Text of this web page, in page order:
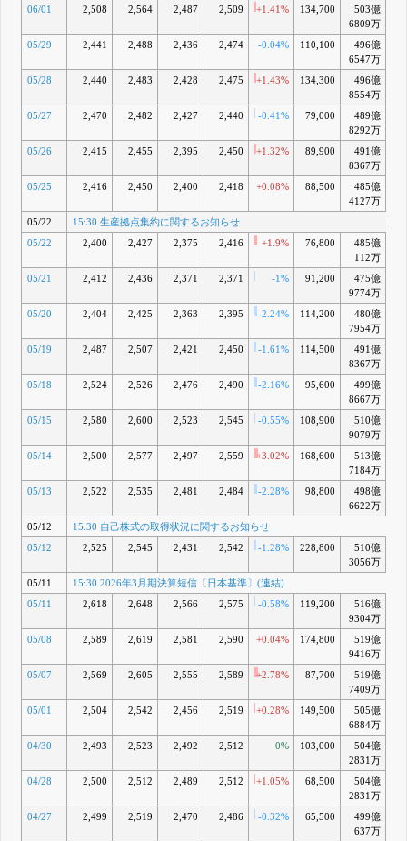
06/01 2,508 2,564 2,487 2,509 +1.41% 134,700
503億
6809万
05/29 2,441 2,488 2,436 2,474 -0.04% 110,100
496億
6547万
05/28 2,440 2,483 2,428 2,475 +1.43% 134,300
496億
8554万
05/27 2,470 2,482 2,427 2,440 -0.41% 79,000
489億
8292万
05/26 2,415 2,455 2,395 2,450 +1.32% 89,900
491億
8367万
05/25 2,416 2,450 2,400 2,418 +0.08% 88,500
485億
4127万
05/22
15:30 生産拠点集約に関するお知らせ
05/22
2,400 2,427 2,375 2,416 +1.9% 76,800
485億
112万
05/21 2,412 2,436 2,371 2,371 -1% 91,200
475億
9774万
05/20 2,404 2,425 2,363 2,395 -2.24% 114,200
480億
7954万
05/19
2,487 2,507 2,421 2,450 -1.61% 114,500
491億
8367万
05/18 2,524 2,526 2,476 2,490 -2.16% 95,600
499億
8667万
05/15 2,580 2,600 2,523 2,545 -0.55% 108,900
510億
9079万
05/14 2,500 2,577 2,497 2,559 +3.02% 168,600
513億
7184万
05/13 2,522 2,535 2,481 2,484 -2.28% 98,800
498億
6622万
05/12
15:30 自己株式の取得状況に関するお知らせ
05/12
2,525 2,545 2,431 2,542 -1.28% 228,800
510億
3056万
05/11
15:30 2026年3月期決算短信〔日本基準〕(連結)
05/11
2,618 2,648 2,566 2,575 -0.58% 119,200
516億
9304万
05/08 2,589 2,619 2,581 2,590 +0.04% 174,800
519億
9416万
05/07 2,569 2,605 2,555 2,589 +2.78% 87,700
519億
7409万
05/01 2,504 2,542 2,456 2,519 +0.28% 149,500
505億
6884万
04/30 2,493 2,523 2,492 2,512 0% 103,000
504億
2831万
04/28 2,500 2,512 2,489 2,512 +1.05% 68,500
504億
2831万
04/27 2,499 2,519 2,470 2,486 -0.32% 65,500
499億
637万